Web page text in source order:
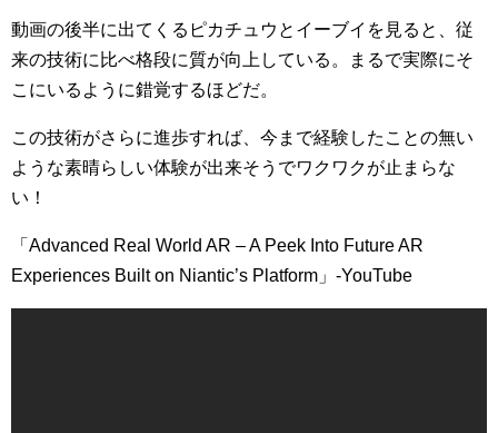
動画の後半に出てくるピカチュウとイーブイを見ると、従
来の技術に比べ格段に質が向上している。まるで実際にそ
こにいるように錯覚するほどだ。
この技術がさらに進歩すれば、今まで経験したことの無い
ような素晴らしい体験が出来そうでワクワクが止まらな
い！
「Advanced Real World AR – A Peek Into Future AR
Experiences Built on Niantic’s Platform」-YouTube